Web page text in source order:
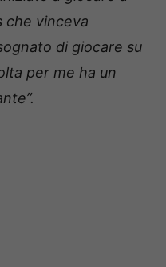
che vinceva
di giocare su
per me ha un